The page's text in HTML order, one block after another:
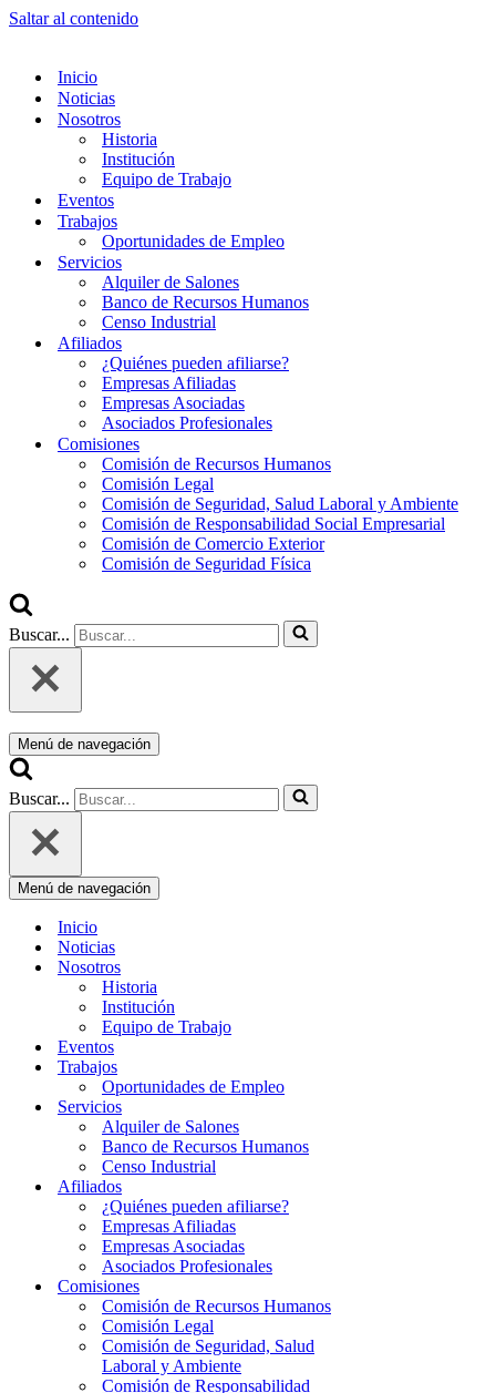
Saltar al contenido
Inicio
Noticias
Nosotros
Historia
Institución
Equipo de Trabajo
Eventos
Trabajos
Oportunidades de Empleo
Servicios
Alquiler de Salones
Banco de Recursos Humanos
Censo Industrial
Afiliados
¿Quiénes pueden afiliarse?
Empresas Afiliadas
Empresas Asociadas
Asociados Profesionales
Comisiones
Comisión de Recursos Humanos
Comisión Legal
Comisión de Seguridad, Salud Laboral y Ambiente
Comisión de Responsabilidad Social Empresarial
Comisión de Comercio Exterior
Comisión de Seguridad Física
Buscar...
Menú de navegación
Buscar...
Menú de navegación
Inicio
Noticias
Nosotros
Historia
Institución
Equipo de Trabajo
Eventos
Trabajos
Oportunidades de Empleo
Servicios
Alquiler de Salones
Banco de Recursos Humanos
Censo Industrial
Afiliados
¿Quiénes pueden afiliarse?
Empresas Afiliadas
Empresas Asociadas
Asociados Profesionales
Comisiones
Comisión de Recursos Humanos
Comisión Legal
Comisión de Seguridad, Salud
Laboral y Ambiente
Comisión de Responsabilidad